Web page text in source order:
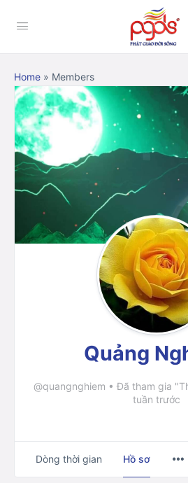
Home » Members
Quảng
@quangnghiem • Đã tham gia
tuần trước
Dòng thời gian Hồ sơ